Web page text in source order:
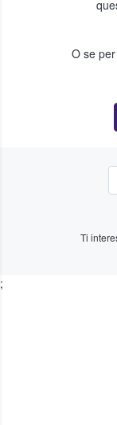
O se
Ti
;